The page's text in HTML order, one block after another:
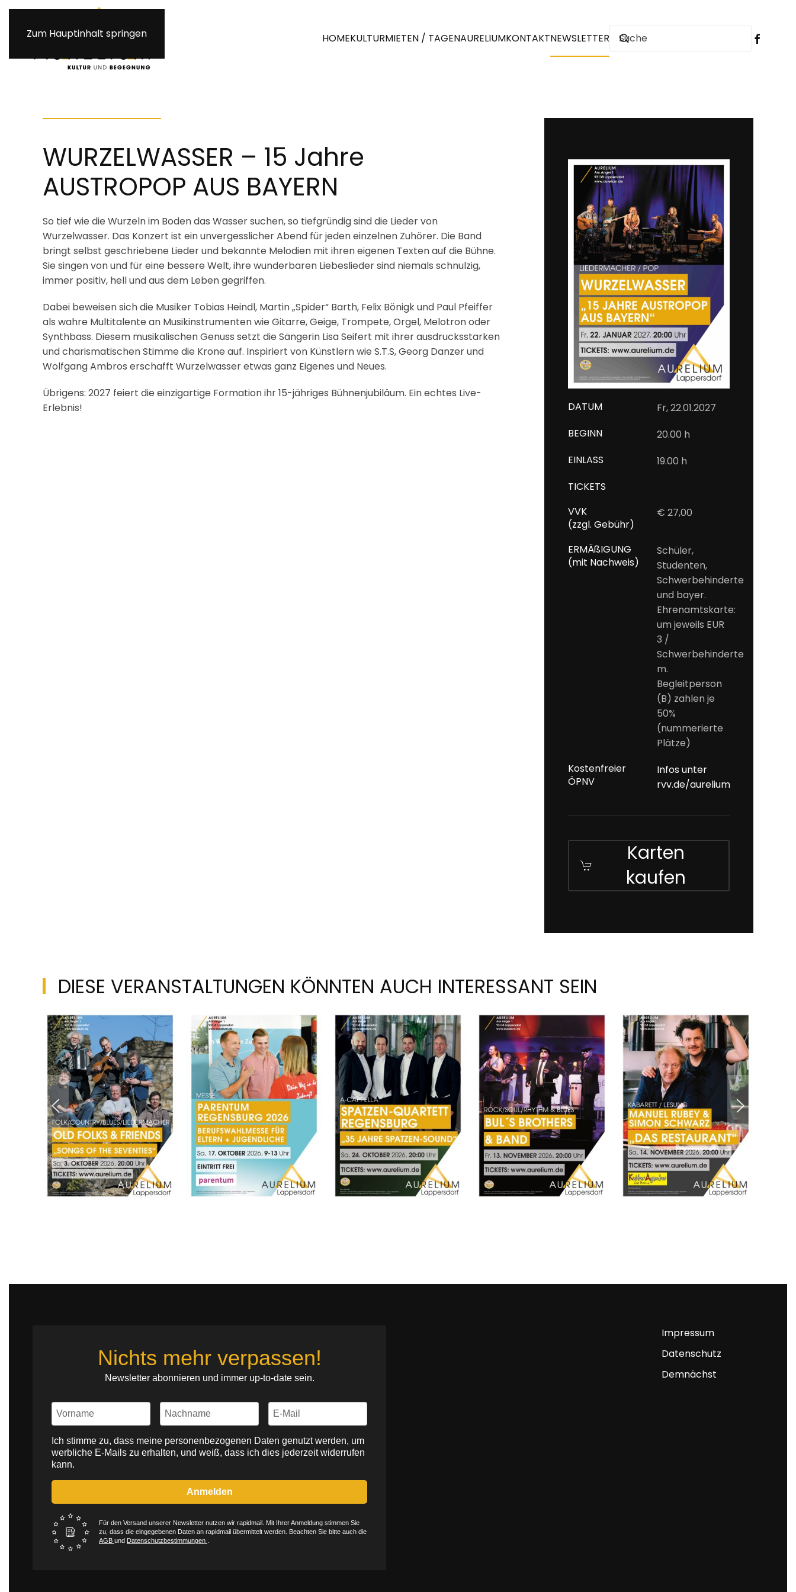
Zum Hauptinhalt springen HOMEKULTURMIETEN / TAGENAURELIUMKONTAKTNEWSLETTER
WURZELWASSER – 15 Jahre
AUSTROPOP AUS BAYERN
So tief wie die Wurzeln im Boden das Wasser suchen, so tiefgründig sind die Lieder von
Wurzelwasser. Das Konzert ist ein unvergesslicher Abend für jeden einzelnen Zuhörer. Die Band
bringt selbst geschriebene Lieder und bekannte Melodien mit ihren eigenen Texten auf die Bühne.
Sie singen von und für eine bessere Welt, ihre wunderbaren Liebeslieder sind niemals schnulzig,
immer positiv, hell und aus dem Leben gegriffen.
Dabei beweisen sich die Musiker Tobias Heindl, Martin „Spider“ Barth, Felix Bönigk und Paul Pfeiffer
als wahre Multitalente an Musikinstrumenten wie Gitarre, Geige, Trompete, Orgel, Melotron oder
Synthbass. Diesem musikalischen Genuss setzt die Sängerin Lisa Seifert mit ihrer ausdrucksstarken
und charismatischen Stimme die Krone auf. Inspiriert von Künstlern wie S.T.S, Georg Danzer und
Wolfgang Ambros erschafft Wurzelwasser etwas ganz Eigenes und Neues.
Übrigens: 2027 feiert die einzigartige Formation ihr 15-jähriges Bühnenjubiläum. Ein echtes Live-
Erlebnis!
DATUM
Fr, 22.01.2027
BEGINN
20.00 h
EINLASS
19.00 h
TICKETS
VVK
(zzgl. Gebühr)
€ 27,00
ERMÄßIGUNG
(mit Nachweis)
Schüler,
Studenten,
Schwerbehinderte
und bayer.
Ehrenamtskarte:
um jeweils EUR
3 /
Schwerbehinderte
m.
Begleitperson
(B) zahlen je
50%
(nummerierte
Plätze)
Kostenfreier
ÖPNV
Infos unter
rvv.de/aurelium
Karten
kaufen
DIESE VERANSTALTUNGEN KÖNNTEN AUCH INTERESSANT SEIN
Nichts mehr verpassen!
Newsletter abonnieren und immer up-to-date sein.
Ich stimme zu, dass meine personenbezogenen Daten genutzt werden, um
werbliche E-Mails zu erhalten, und weiß, dass ich dies jederzeit widerrufen
kann.
Anmelden
Für den Versand unserer Newsletter nutzen wir rapidmail. Mit Ihrer Anmeldung stimmen Sie
zu, dass die eingegebenen Daten an rapidmail übermittelt werden. Beachten Sie bitte auch die
AGB und Datenschutzbestimmungen
Impressum
Datenschutz
Demnächst